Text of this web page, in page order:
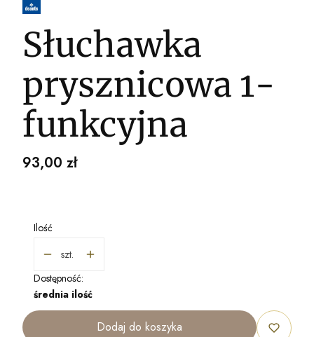
Słuchawka
prysznicowa 1-
funkcyjna
Cena
93,00 zł
Ilość
szt.
Dostępność:
średnia ilość
Dodaj do koszyka